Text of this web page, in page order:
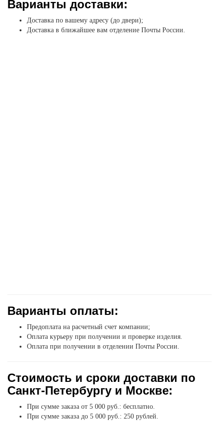
Варианты доставки:
Доставка по вашему адресу (до двери);
Доставка в ближайшее вам отделение Почты России.
Варианты оплаты:
Предоплата на расчетный счет компании;
Оплата курьеру при получении и проверке изделия.
Оплата при получении в отделении Почты России.
Стоимость и сроки доставки по
Санкт-Петербургу и Москве:
При сумме заказа от 5 000 руб.: бесплатно.
При сумме заказа до 5 000 руб.: 250 рублей.